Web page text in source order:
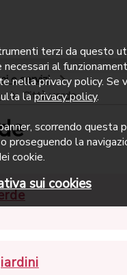
e servizi
Città verde
terzi da questo
necessari al
nella privacy policy. Se
laprivacy policy.
scorrendo questa
proseguendo la
cookie.
sui cookies